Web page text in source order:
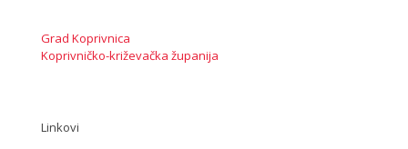
Grad Koprivnica
Koprivničko-križevačka županija
Linkovi